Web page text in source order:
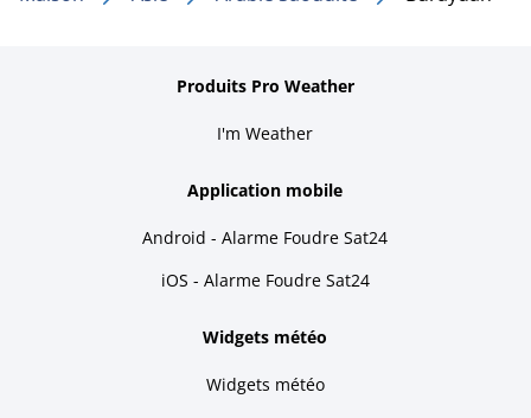
Produits Pro Weather
I'm Weather
Application mobile
Android - Alarme Foudre Sat24
iOS - Alarme Foudre Sat24
Widgets météo
Widgets météo